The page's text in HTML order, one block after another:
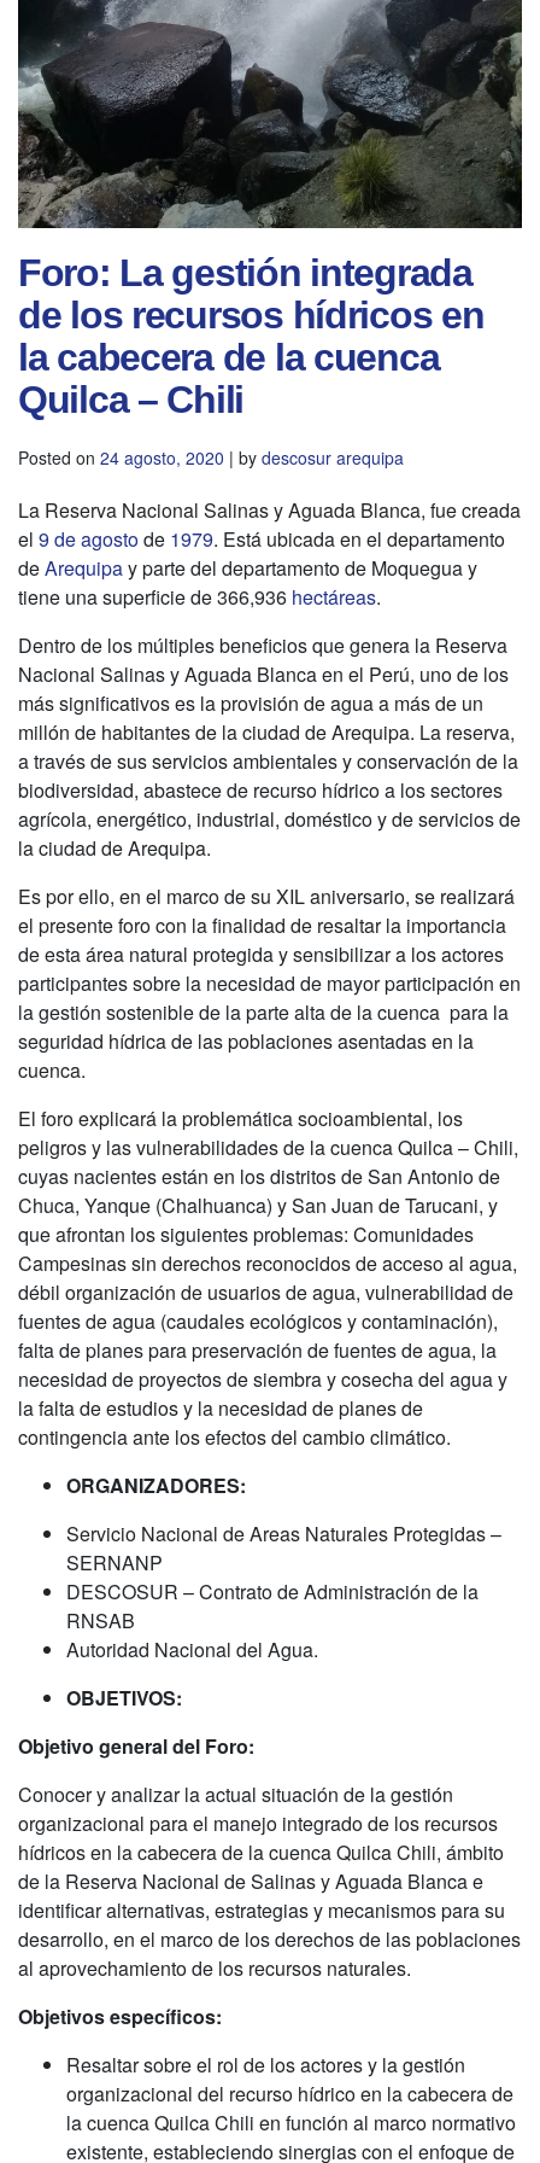
Foro: La gestión integrada
de los recursos hídricos en
la cabecera de la cuenca
Quilca – Chili
Posted on 24 agosto, 2020 | by descosur arequipa
La Reserva Nacional Salinas y Aguada Blanca, fue creada
el 9 de agostode 1979. Está ubicada en el departamento
deArequipay parte del departamento de Moquegua y
tiene una superficie de 366,936 hectáreas.
Dentro de los múltiples beneficios que genera la Reserva
Nacional Salinas y Aguada Blanca en el Perú, uno de los
más significativos es la provisión de agua a más de un
millón de habitantes de la ciudad de Arequipa. La reserva,
a través de sus servicios ambientales y conservación de la
biodiversidad, abastece de recurso hídrico a los sectores
agrícola, energético, industrial, doméstico y de servicios de
la ciudad de Arequipa.
Es por ello, en el marco de su XIL aniversario, se realizará
el presente foro con la finalidad de resaltar la importancia
de esta área natural protegida y sensibilizar a los actores
participantes sobre la necesidad de mayor participación en
la gestión sostenible de la parte alta de la cuenca para la
seguridad hídrica de las poblaciones asentadas en la
cuenca.
El foro explicará la problemática socioambiental, los
peligros y las vulnerabilidades de la cuenca Quilca – Chili,
cuyas nacientes están en los distritos de San Antonio de
Chuca, Yanque (Chalhuanca) y San Juan de Tarucani, y
que afrontan los siguientes problemas: Comunidades
Campesinas sin derechos reconocidos de acceso al agua,
débil organización de usuarios de agua, vulnerabilidad de
fuentes de agua (caudales ecológicos y contaminación),
falta de planes para preservación de fuentes de agua, la
necesidad de proyectos de siembra y cosecha del agua y
la falta de estudios y la necesidad de planes de
contingencia ante los efectos del cambio climático.
ORGANIZADORES:
Servicio Nacional de Areas Naturales Protegidas –
SERNANP
DESCOSUR – Contrato de Administración de la
RNSAB
Autoridad Nacional del Agua.
OBJETIVOS:
Objetivo general del Foro:
Conocer y analizar la actual situación de la gestión
organizacional para el manejo integrado de los recursos
hídricos en la cabecera de la cuenca Quilca Chili, ámbito
de la Reserva Nacional de Salinas y Aguada Blanca e
identificar alternativas, estrategias y mecanismos para su
desarrollo, en el marco de los derechos de las poblaciones
al aprovechamiento de los recursos naturales.
Objetivos específicos:
Resaltar sobre el rol de los actores y la gestión
organizacional del recurso hídrico en la cabecera de
la cuenca Quilca Chili en función al marco normativo
existente, estableciendo sinergias con el enfoque de